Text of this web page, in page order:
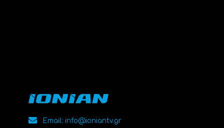
Email: info@ioniantv.gr